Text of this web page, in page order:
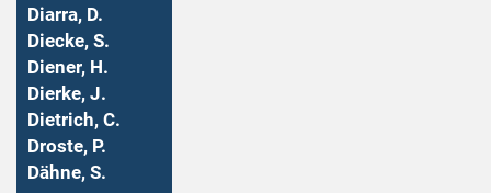
Diarra, D.
Diecke, S.
Diener, H.
Dierke, J.
Dietrich, C.
Droste, P.
Dähne, S.